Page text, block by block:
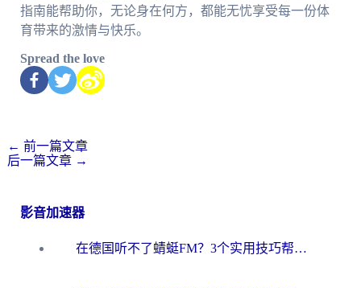
指南能帮助你，无论身在何方，都能无忧享受每一份体
育带来的激情与快乐。
Spread the love
← 前一篇文章
后一篇文章 →
影音加速器
在德国听不了蜻蜓FM？3个实用技巧帮你解锁国内影音自由